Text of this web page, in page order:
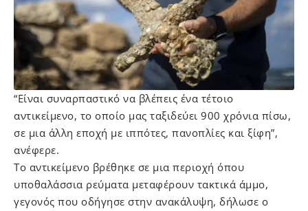
“Είναι συναρπαστικό να βλέπεις ένα τέτοιο
αντικείμενο, το οποίο μας ταξιδεύει 900 χρόνια πίσω,
σε μια άλλη εποχή με ιππότες, πανοπλίες και ξίφη”,
ανέφερε.
Το αντικείμενο βρέθηκε σε μια περιοχή όπου
υποθαλάσσια ρεύματα μεταφέρουν τακτικά άμμο,
γεγονός που οδήγησε στην ανακάλυψη, δήλωσε ο